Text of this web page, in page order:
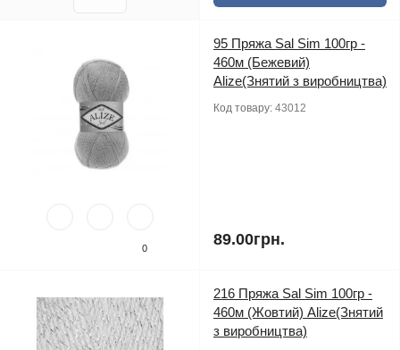
0
95 Пряжа Sal Sim 100гр -
460м (Бежевий)
Alize(Знятий з виробництва)
Код товару: 43012
89.00грн.
216 Пряжа Sal Sim 100гр -
460м (Жовтий) Alize(Знятий
з виробництва)